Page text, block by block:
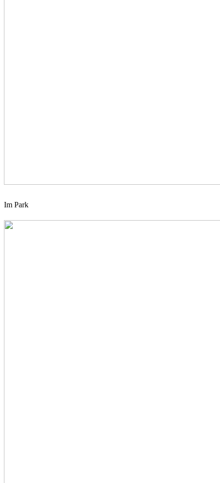
Im Park